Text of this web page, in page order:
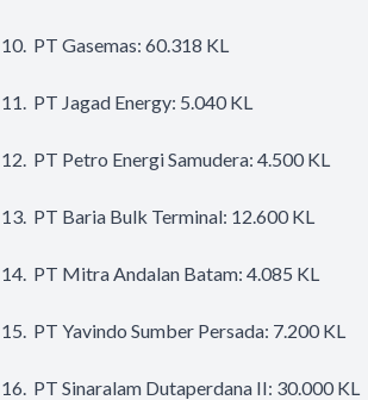
10. PT Gasemas: 60.318 KL
11. PT Jagad Energy: 5.040 KL
12. PT Petro Energi Samudera: 4.500 KL
13. PT Baria Bulk Terminal: 12.600 KL
14. PT Mitra Andalan Batam: 4.085 KL
15. PT Yavindo Sumber Persada: 7.200 KL
16. PT Sinaralam Dutaperdana II: 30.000 KL